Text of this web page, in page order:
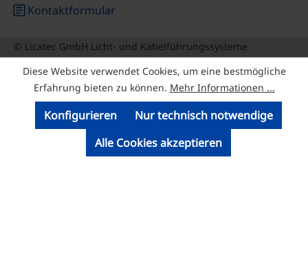
articleKontaktformular
© Licatec GmbH Licht- und Kabelführungssysteme
Diese Website verwendet Cookies, um eine bestmögliche
Erfahrung bieten zu können. Mehr Informationen ...
Nur technisch notwendige
Konfigurieren
Alle Cookies akzeptieren